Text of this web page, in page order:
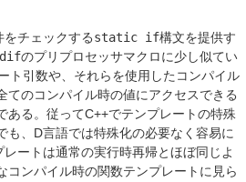
チェックするstatic if構文を提供す
のプリプロセッサマクロに少し似てい
ト引数や、それらを使用したコンパイル
てのコンパイル時の値にアクセスできる
ある。従ってC++でテンプレートの特殊
も、D言語では特殊化の必要なく容易に
ートは通常の実行時再帰とほぼ同じよ
コンパイル時の関数テンプレートに見ら